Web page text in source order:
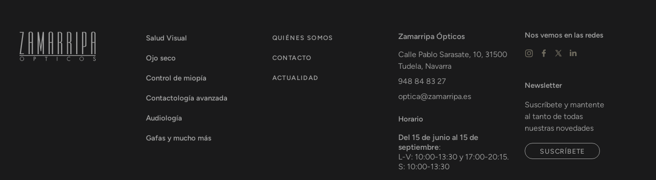
Salud Visual
Ojo seco
Control de miopía
Contactología avanzada
Audiología
Gafas y mucho más
QUIÉNES SOMOS
CONTACTO
ACTUALIDAD
Zamarripa Ópticos
Calle Pablo Sarasate, 10, 31500
Tudela, Navarra
948 84 83 27
optica@zamarripa.es
Horario
Del 15 de junio al 15 de
septiembre:
L-V: 10:00-13:30 y 17:00-20:15.
S: 10:00-13:30
Nos vemos en las redes
Newsletter
Suscríbete y mantente
al tanto de todas
nuestras novedades
SUSCRÍBETE